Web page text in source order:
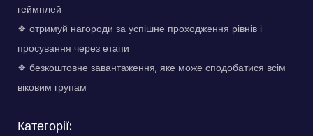
геймплей
❖ отримуй нагороди за успішне проходження рівнів і
просування через етапи
❖ безкоштовне завантаження, яке може сподобатися всім
віковим групам
Категорії: